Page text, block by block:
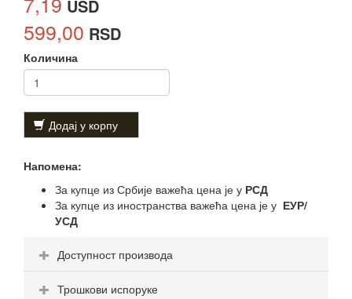
USD
599,00 RSD
Количина
Додај у корпу
Напомена:
За купце из Србије важећа цена је у РСД
За купце из иностранства важећа цена је у ЕУР/
УСД
Доступност производа
Трошкови испоруке